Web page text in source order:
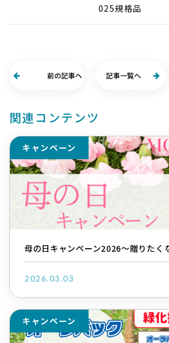
025規格品
前の記事へ 記事一覧へ
関連コンテンツ
キャンペーン
母の日キャンペーン2026～贈りたく
2026.03.03
キャンペーン